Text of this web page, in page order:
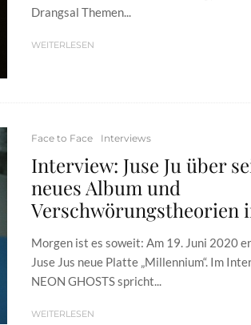
Drangsal Themen...
WEITERLESEN
Face to Face Interviews
Interview: Juse Ju über
neues Album und
Verschwörungstheorien
Morgen ist es soweit: Am 19. Juni 2020
Juse Jus neue Platte „Millennium“. Im
NEON GHOSTS spricht...
WEITERLESEN